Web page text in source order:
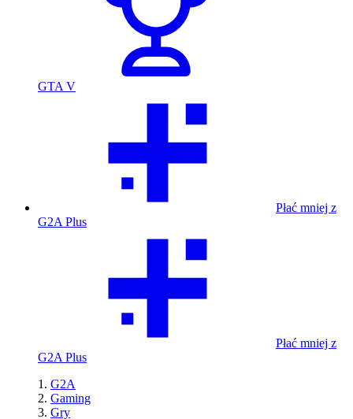
GTA V
Płać mniej z
G2A Plus
Płać mniej z
G2A Plus
G2A
Gaming
Gry